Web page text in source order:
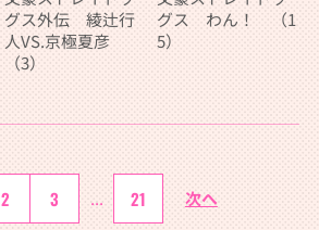
グス外伝 綾辻行
人VS.京極夏彦
（3）
グス わん！ （1
5）
2 3 ... 21 次へ